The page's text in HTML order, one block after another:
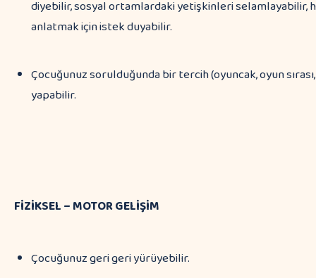
diyebilir, sosyal ortamlardaki yetişkinleri selamlayabilir,
anlatmak için istek duyabilir.
Çocuğunuz sorulduğunda bir tercih (oyuncak, oyun
yapabilir.
FİZİKSEL – MOTOR GELİŞİM
Çocuğunuz geri geri yürüyebilir.